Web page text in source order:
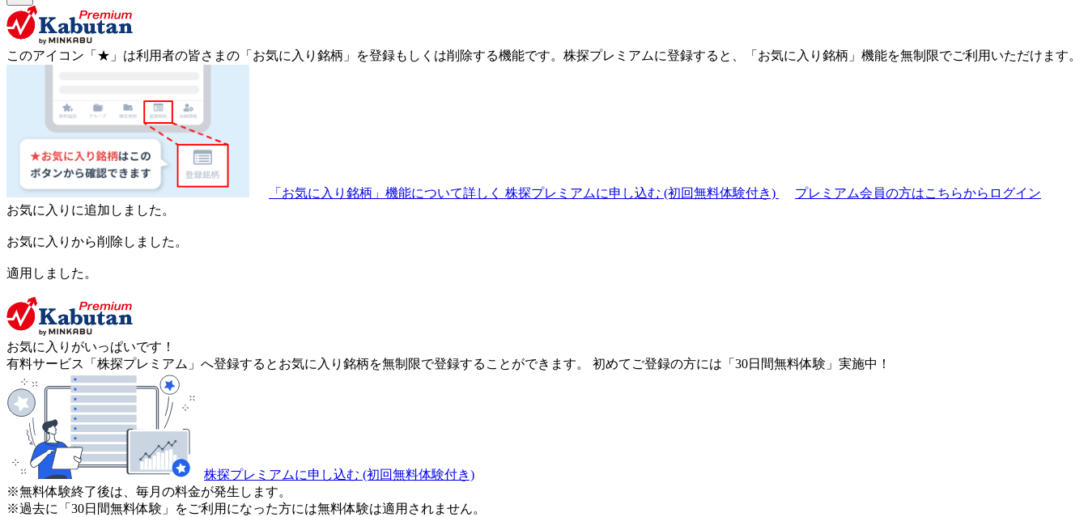
このアイコン 「★」 は利用者の皆さまの 「お気に入り銘柄」を登録もしくは削除する機能です。 株探プレミアムに登録すると、「お気に入り銘柄」機能を無制限でご利用いただけます。
「お気に入り銘柄」機能について詳しく 株探プレミアムに申し込む (初回無料体験付き)
プレミアム会員の方はこちらからログイン
お気に入りに追加しました。
お気に入りから削除しました。
適用しました。
お気に入りがいっぱいです！
有料サービス「株探プレミアム」へ登録するとお気に入り銘柄を無制限で登録することができます。 初めてご登録の方には「30日間無料体験」実施中！
株探プレミアムに申し込む (初回無料体験付き)
※無料体験終了後は、毎月の料金が発生します。
※過去に「30日間無料体験」をご利用になった方には無料体験は適用されません。